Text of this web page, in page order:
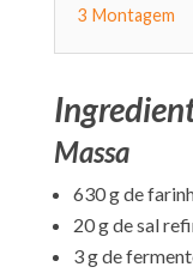
3 Montagem
Massa
630 g de
20 g de sal
3 g de